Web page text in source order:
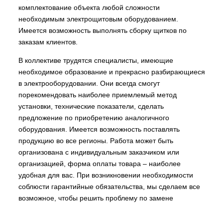
комплектование объекта любой сложности
необходимым электрощитовым оборудованием.
Имеется возможность выполнять сборку щитков по
заказам клиентов.
В коллективе трудятся специалисты, имеющие
необходимое образование и прекрасно разбирающиеся
в электрооборудовании. Они всегда смогут
порекомендовать наиболее приемлемый метод
установки, технические показатели, сделать
предложение по приобретению аналогичного
оборудования. Имеется возможность поставлять
продукцию во все регионы. Работа может быть
организована с индивидуальным заказчиком или
организацией, форма оплаты товара – наиболее
удобная для вас. При возникновении необходимости
соблюсти гарантийные обязательства, мы сделаем все
возможное, чтобы решить проблему по замене